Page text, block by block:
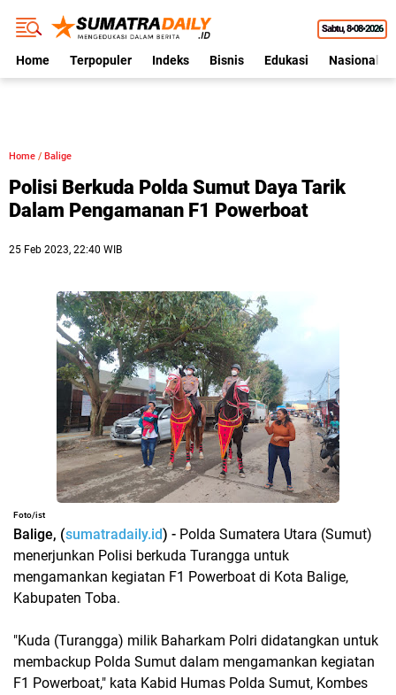
Sabtu 8•08•2026
Home Terpopuler Indeks Bisnis Edukasi Nasional
Home / Balige
Polisi Berkuda Polda Sumut Daya Tarik
Dalam Pengamanan F1 Powerboat
25 Feb 2023, 22:40 WIB
Foto/ist
Balige, (sumatradaily.id) - Polda Sumatera Utara (Sumut)
menerjunkan Polisi berkuda Turangga untuk
mengamankan kegiatan F1 Powerboat di Kota Balige,
Kabupaten Toba.
"Kuda (Turangga) milik Baharkam Polri didatangkan untuk
membackup Polda Sumut dalam mengamankan kegiatan
F1 Powerboat," kata Kabid Humas Polda Sumut, Kombes